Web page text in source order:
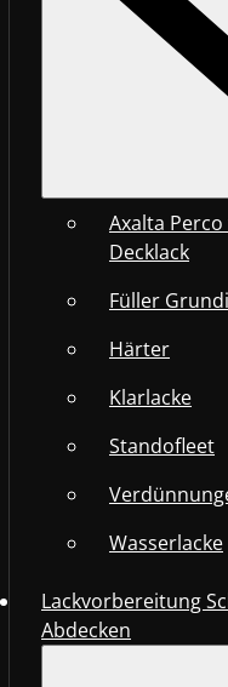
Axalta
Decklack
Füller
Härter
Klarlacke
Standofleet
Wasserlacke
Lackvorbereitung
Abdecken